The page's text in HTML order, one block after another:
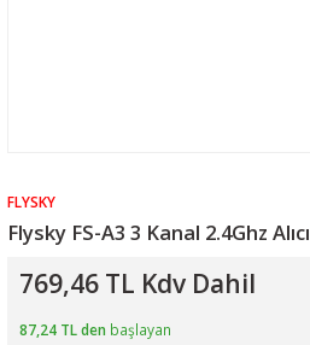
FLYSKY
Flysky FS-A3 3 Kanal 2.4Ghz Alıcı
769,46 TL Kdv Dahil
87,24 TL den başlayan